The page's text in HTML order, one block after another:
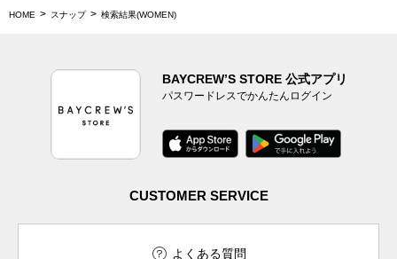
HOME スナップ 検索結果(WOMEN)
BAYCREW’S STORE 公式アプリ
パスワードレスでかんたんログイン
CUSTOMER SERVICE
よくある質問